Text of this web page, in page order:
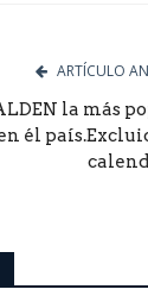
ARTÍCULO
la más
él